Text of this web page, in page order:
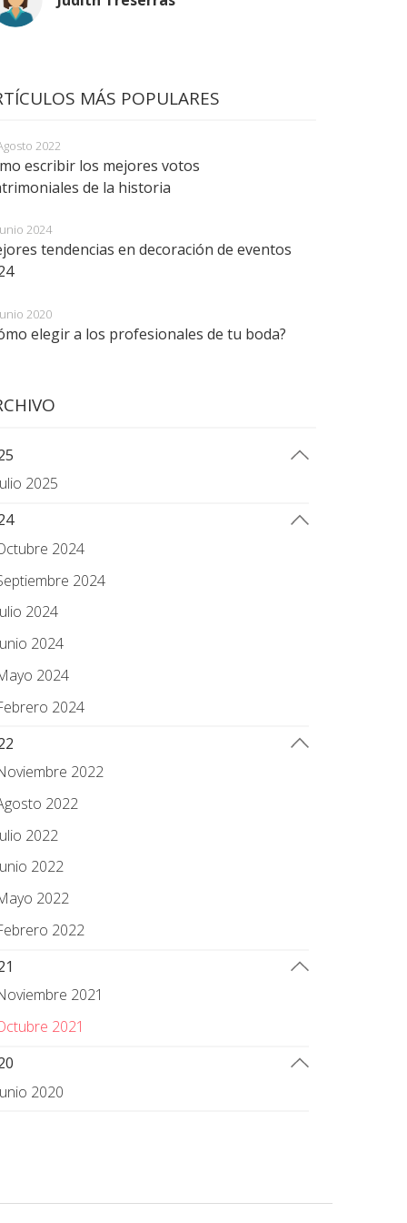
MÁS POPULARES
2022
escribir los mejores votos
de la historia
2024
tendencias en decoración de eventos
2020
elegir a los profesionales de tu boda?
2025
2024
2024
2024
2024
2024
2024
2022
2022
2022
2022
2022
2022
2021
2021
2020